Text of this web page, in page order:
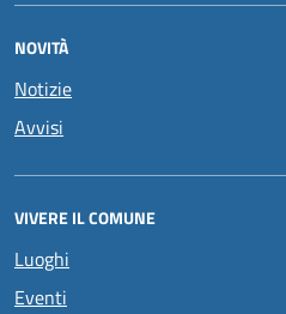
NOVITÀ
Notizie
Avvisi
VIVERE IL COMUNE
Luoghi
Eventi